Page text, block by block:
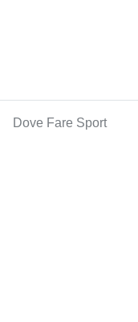
Dove Fare Sport